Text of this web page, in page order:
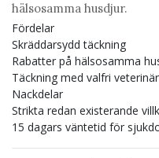
hälsosamma husdjur.
Fördelar
Skräddarsydd täckning
Rabatter på hälsosamma
Täckning med valfri veterinär
Nackdelar
Strikta redan existerande
15 dagars väntetid för